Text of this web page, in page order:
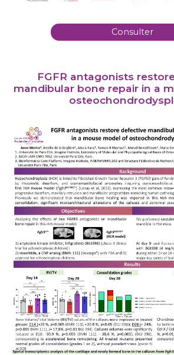
Consulter
FGFR antagonists
mandibular bone repair in a